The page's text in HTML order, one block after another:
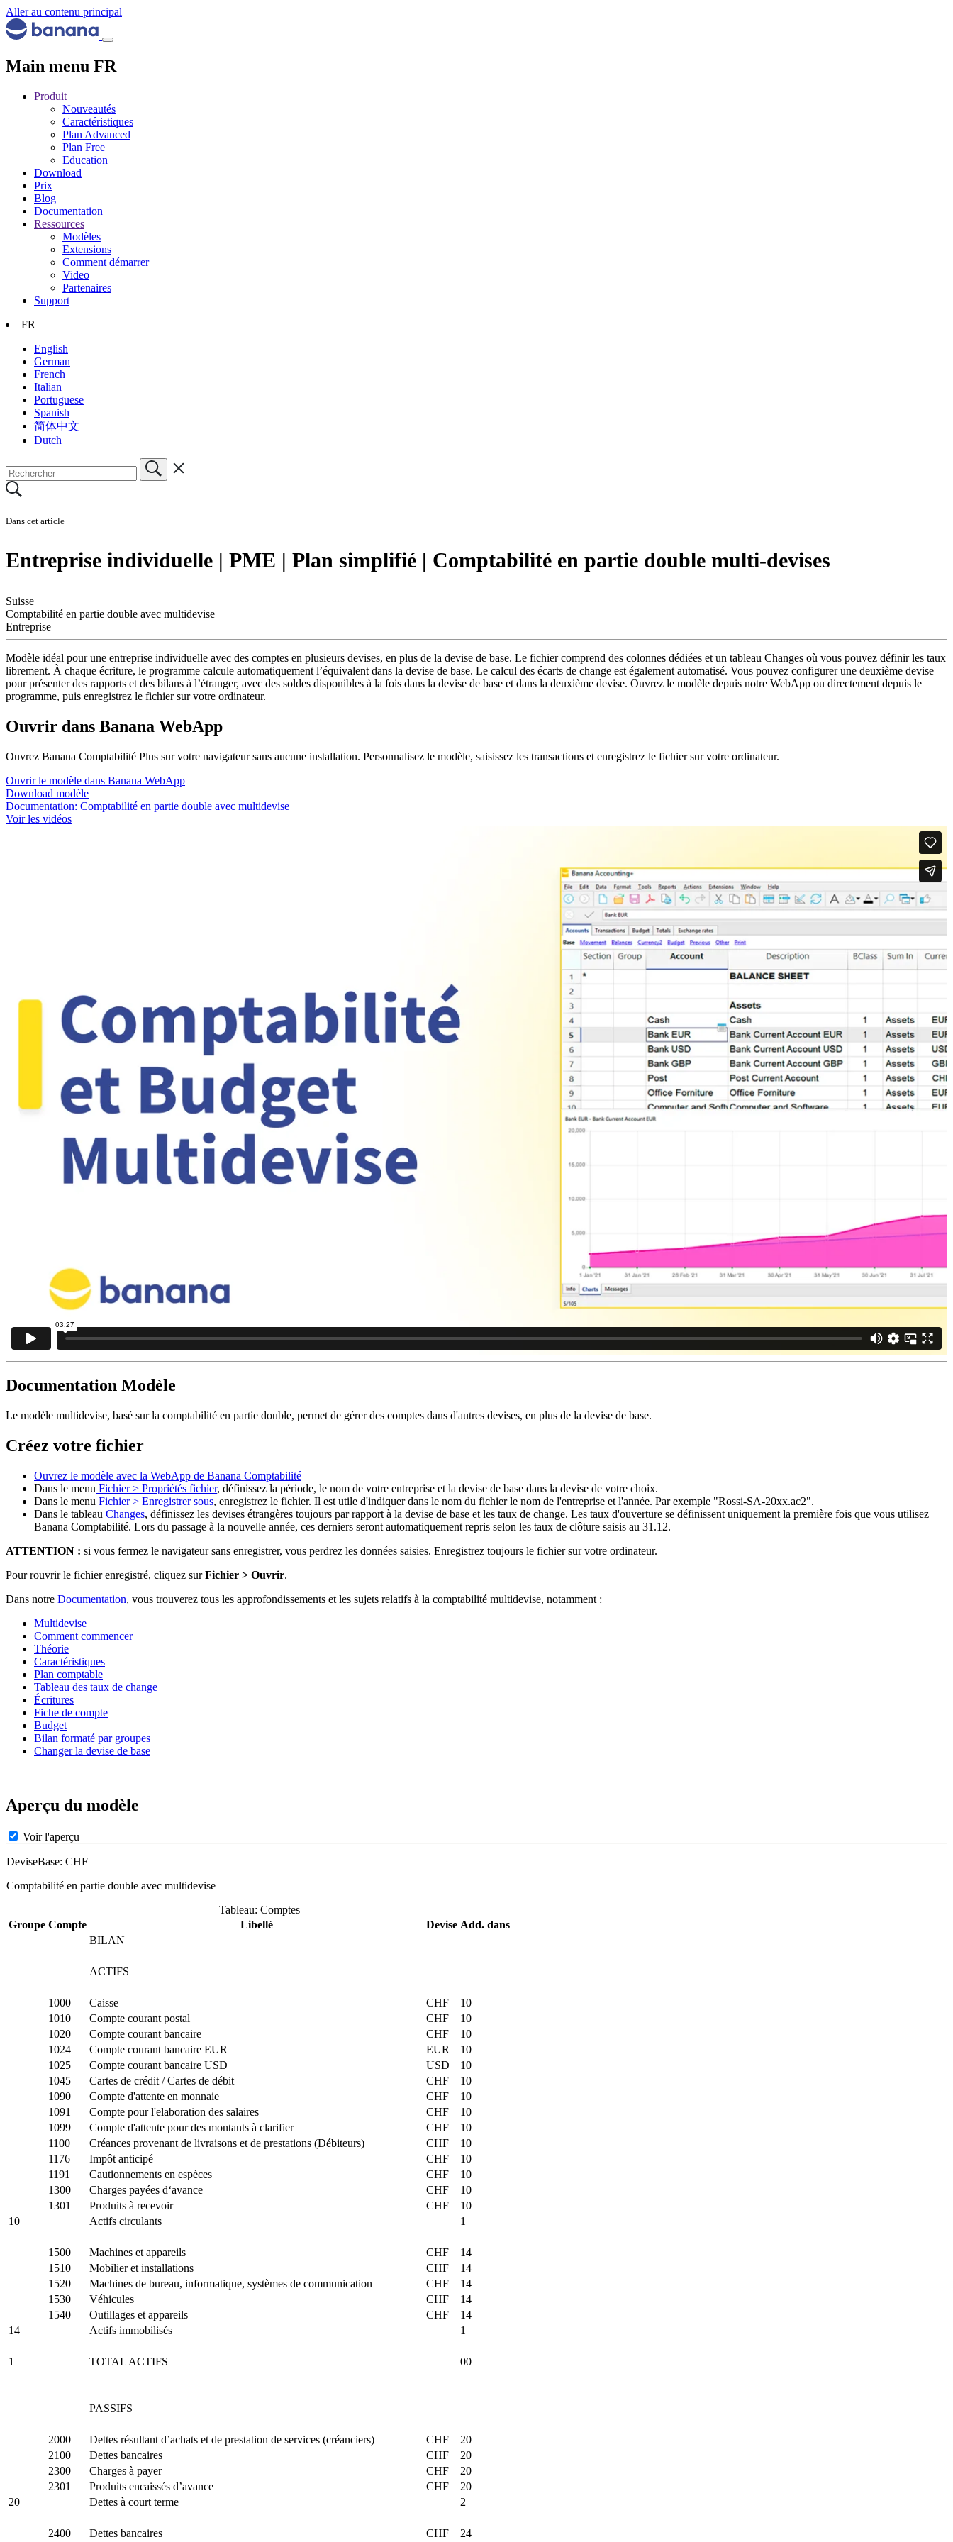
Aller au contenu principal
Main menu FR
Produit
Nouveautés
Caractéristiques
Plan Advanced
Plan Free
Education
Download
Prix
Blog
Documentation
Ressources
Modèles
Extensions
Comment démarrer
Video
Partenaires
Support
FR
English
German
French
Italian
Portuguese
Spanish
简体中文
Dutch
Dans cet article
Entreprise individuelle | PME | Plan simplifié | Comptabilité en partie double multi-devises
Suisse
Comptabilité en partie double avec multidevise
Entreprise
Modèle idéal pour une entreprise individuelle avec des comptes en plusieurs devises, en plus de la devise de base. Le fichier comprend des colonnes dédiées et un tableau Changes où vous pouvez définir les taux
librement. À chaque écriture, le programme calcule automatiquement l’équivalent dans la devise de base. Le calcul des écarts de change est également automatisé. Vous pouvez configurer une deuxième devise
pour présenter des rapports et des bilans à l’étranger, avec des soldes disponibles à la fois dans la devise de base et dans la deuxième devise. Ouvrez le modèle depuis notre WebApp ou directement depuis le
programme, puis enregistrez le fichier sur votre ordinateur.
Ouvrir dans Banana WebApp
Ouvrez Banana Comptabilité Plus sur votre navigateur sans aucune installation. Personnalisez le modèle, saisissez les transactions et enregistrez le fichier sur votre ordinateur.
Ouvrir le modèle dans Banana WebApp
Download modèle
Documentation: Comptabilité en partie double avec multidevise
Voir les vidéos
Documentation Modèle
Le modèle multidevise, basé sur la comptabilité en partie double, permet de gérer des comptes dans d'autres devises, en plus de la devise de base.
Créez votre fichier
Ouvrez le modèle avec la WebApp de Banana Comptabilité
Dans le menu Fichier > Propriétés fichier, définissez la période, le nom de votre entreprise et la devise de base dans la devise de votre choix.
Dans le menu Fichier > Enregistrer sous, enregistrez le fichier. Il est utile d'indiquer dans le nom du fichier le nom de l'entreprise et l'année. Par exemple "Rossi-SA-20xx.ac2".
Dans le tableau Changes, définissez les devises étrangères toujours par rapport à la devise de base et les taux de change. Les taux d'ouverture se définissent uniquement la première fois que vous utilisez
Banana Comptabilité. Lors du passage à la nouvelle année, ces derniers seront automatiquement repris selon les taux de clôture saisis au 31.12.
ATTENTION : si vous fermez le navigateur sans enregistrer, vous perdrez les données saisies. Enregistrez toujours le fichier sur votre ordinateur.
Pour rouvrir le fichier enregistré, cliquez surFichier > Ouvrir.
Dans notre Documentation, vous trouverez tous les approfondissements et les sujets relatifs à la comptabilité multidevise, notamment :
Multidevise
Comment commencer
Théorie
Caractéristiques
Plan comptable
Tableau des taux de change
Écritures
Fiche de compte
Budget
Bilan formaté par groupes
Changer la devise de base
Aperçu du modèle
Voir l'aperçu
DeviseBase: CHF
Comptabilité en partie double avec multidevise
Tableau: Comptes
Groupe Compte Libellé Devise Add. dans
BILAN
ACTIFS
1000 Caisse CHF
10
1010
Compte courant postal CHF
10
1020
Compte courant bancaire CHF
10
1024
Compte courant bancaire EUR EUR
10
1025
Compte courant bancaire USD USD
10
1045
Cartes de crédit / Cartes de débit CHF
10
1090
Compte d'attente en monnaie CHF
10
1091
Compte pour l'elaboration des salaires CHF
10
1099
Compte d'attente pour des montants à clarifier CHF
10
1100
Créances provenant de livraisons et de prestations (Débiteurs) CHF
10
1176
Impôt anticipé CHF
10
1191
Cautionnements en espèces CHF
10
1300
Charges payées d‘avance CHF
10
1301
Produits à recevoir CHF
10
10
Actifs circulants 1
1500 Machines et appareils CHF
14
1510
Mobilier et installations CHF
14
1520
Machines de bureau, informatique, systèmes de communication CHF
14
1530
Véhicules CHF
14
1540
Outillages et appareils CHF
14
14
Actifs immobilisés 1
1 TOTAL ACTIFS 00
PASSIFS
2000 Dettes résultant d’achats et de prestation de services (créanciers) CHF
20
2100
Dettes bancaires CHF
20
2300
Charges à payer CHF
20
2301
Produits encaissés d’avance CHF
20
20
Dettes à court terme 2
2400 Dettes bancaires CHF 24